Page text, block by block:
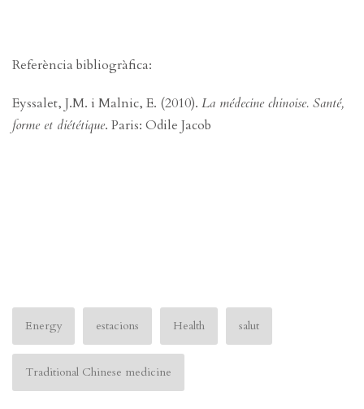
Referència bibliogràfica:
Eyssalet, J.M. i Malnic, E. (2010). La médecine chinoise. Santé,
forme et diététique. Paris: Odile Jacob
Energy estacions Health salut
Traditional Chinese medicine